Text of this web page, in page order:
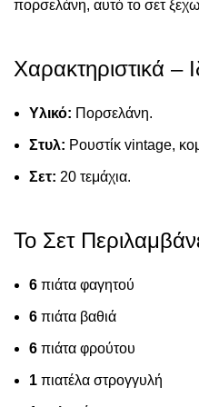
πορσελάνη, αυτό το σετ
Χαρακτηριστικά –
Υλικό: Πορσελάνη.
Στυλ: Ρουστίκ vintage,
Σετ: 20 τεμάχια.
Το Σετ
6 πιάτα φαγητού
6 πιάτα βαθιά
6 πιάτα φρούτου
1 πιατέλα στρογγυλή